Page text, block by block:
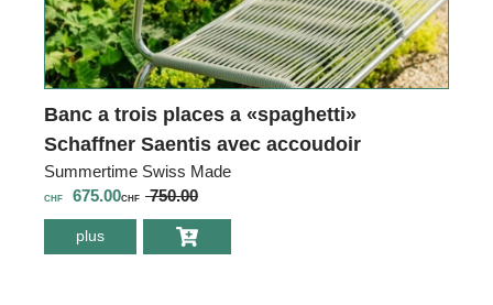
Banc a trois places a «spaghetti»
Schaffner Saentis avec accoudoir
Summertime Swiss Made
CHF 675.00CHF 750.00
plus environ Banc a
trois places a